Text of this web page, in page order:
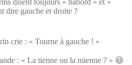
disent toujours « bâbord » et «
dire gauche et droite ?
crie : « Tourne à gauche ! »
: « La tienne ou la mienne ? » 😆